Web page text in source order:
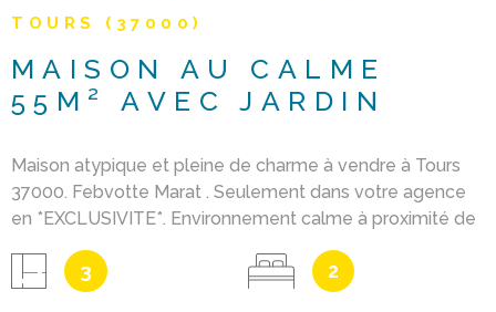
inclus , à la charge du vendeur, hors frais de notaire.
TOURS (37000)
MAISON AU CALME
55M² AVEC JARDIN
Maison atypique et pleine de charme à vendre à Tours
37000. Febvotte Marat . Seulement dans votre agence
en *EXCLUSIVITE*. Environnement calme à proximité de
habitables avec jardin 40m². Rez-de-chaussée : Pièce
de vie ouverte sur une cuisine aménagée ouverte sur le
3 2